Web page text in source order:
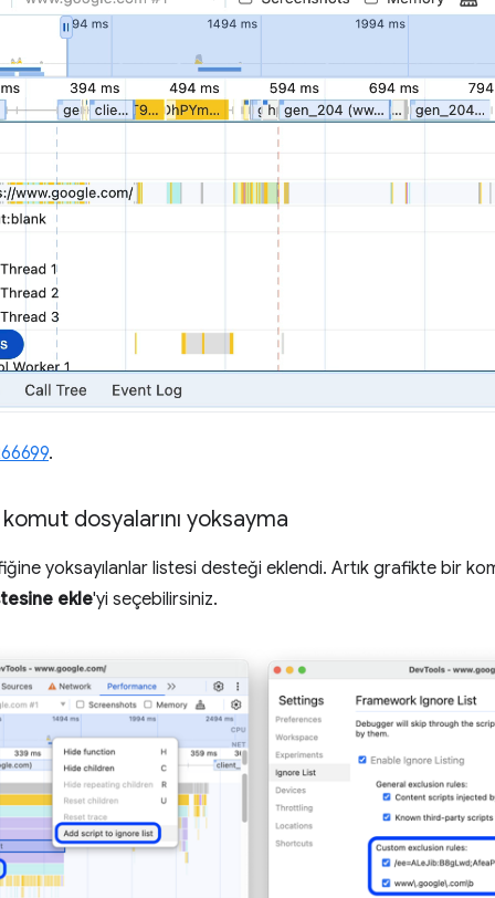
.
dosyalarını yoksayma
yoksayılanlar listesi desteği eklendi. Artık grafikte bir
ekle'yi seçebilirsiniz.